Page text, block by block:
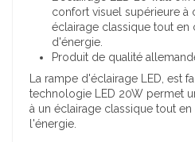
confort visuel supérieure à
éclairage classique tout en
d'énergie.
Produit de qualité
La rampe d'éclairage LED, est
technologie LED 20W permet
à un éclairage classique tout
l'énergie.